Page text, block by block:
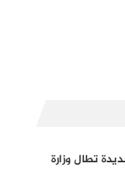
تطال وزارة